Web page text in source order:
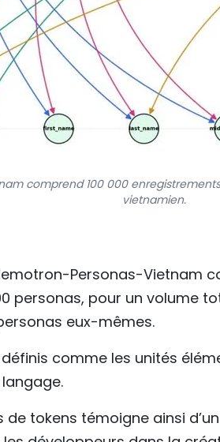
comprend 100 000
vietnamien.
Personas-Vietnam
personas, pour un volume
eux-mêmes.
comme les unités
de tokens témoigne ainsi